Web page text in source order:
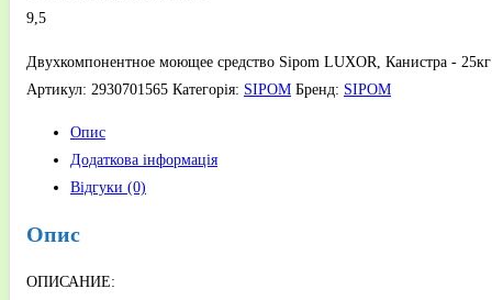
9,5
Двухкомпонентное моющее средство Sipom LUXOR, Канистра - 25кг
Артикул: 2930701565 Категорія: SIPOM Бренд: SIPOM
Опис
Додаткова інформація
Відгуки (0)
Опис
ОПИСАНИЕ: